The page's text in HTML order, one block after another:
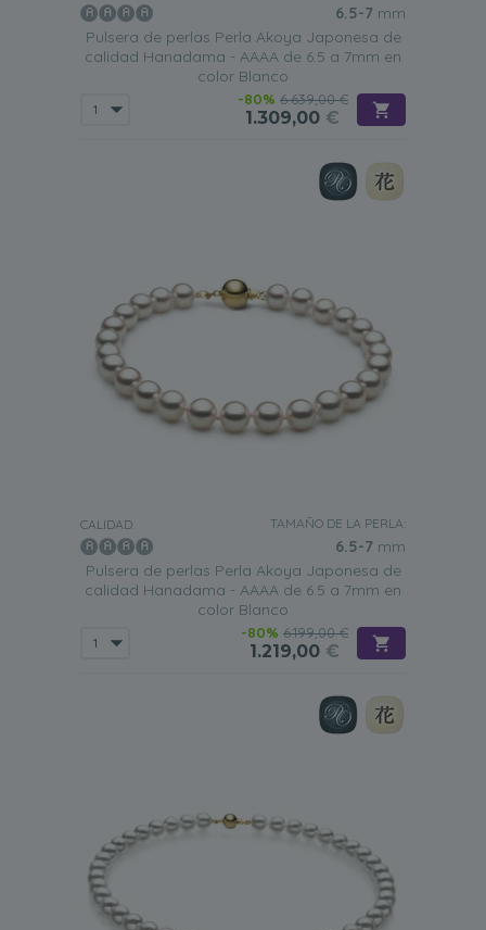
6.5-7 mm
Pulsera de perlas Perla Akoya Japonesa de
calidad Hanadama - AAAA de 6.5 a 7mm en
color Blanco
-80% 6.639,00 €
1.309,00 €
CALIDAD: TAMAÑO DE LA PERLA:
6.5-7 mm
Pulsera de perlas Perla Akoya Japonesa de
calidad Hanadama - AAAA de 6.5 a 7mm en
color Blanco
-80% 6.199,00 €
1.219,00 €